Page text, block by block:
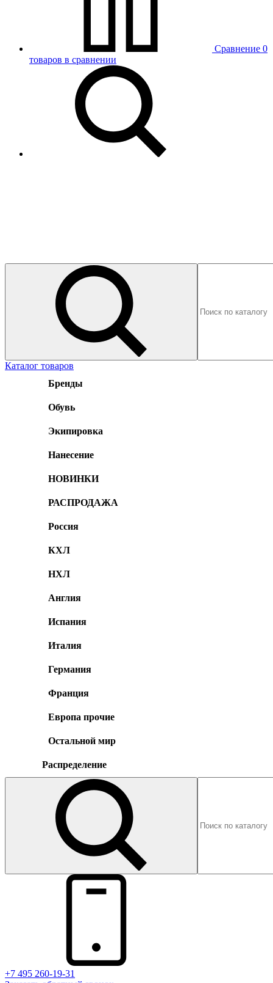
Сравнение 0
товаров в сравнении
Каталог товаров
Бренды
Обувь
Экипировка
Нанесение
НОВИНКИ
РАСПРОДАЖА
Россия
КХЛ
НХЛ
Англия
Испания
Италия
Германия
Франция
Европа прочие
Остальной мир
Распределение
+7 495 260-19-31